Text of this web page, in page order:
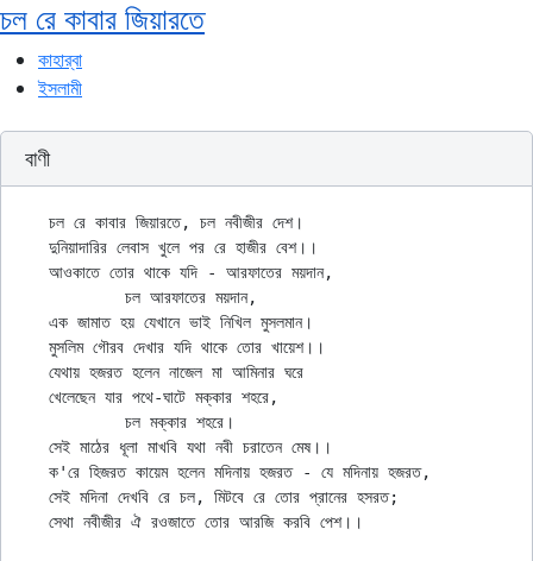
চল রে কাবার জিয়ারতে
কাহার্‌বা
ইসলামী
বাণী
চল রে কাবার জিয়ারতে, চল নবীজীর দেশ।
দুনিয়াদারির লেবাস খুলে পর রে হাজীর বেশ।।
আওকাতে তোর থাকে যদি - আরফাতের ময়দান,
এক জামাত হয় যেখানে ভাই নিখিল মুসলমান।
মুসলিম গৌরব দেখার যদি থাকে তোর খায়েশ।।
যেথায় হজরত হলেন নাজেল মা আমিনার ঘরে
খেলেছেন যার পথে-ঘাটে মক্কার শহরে,
সেই মাঠের ধূলা মাখবি যথা নবী চরাতেন মেষ।।
ক'রে হিজরত কায়েম হলেন মদিনায় হজরত - যে মদিনায় হজরত,
সেই মদিনা দেখবি রে চল, মিটবে রে তোর প্রানের হসরত;